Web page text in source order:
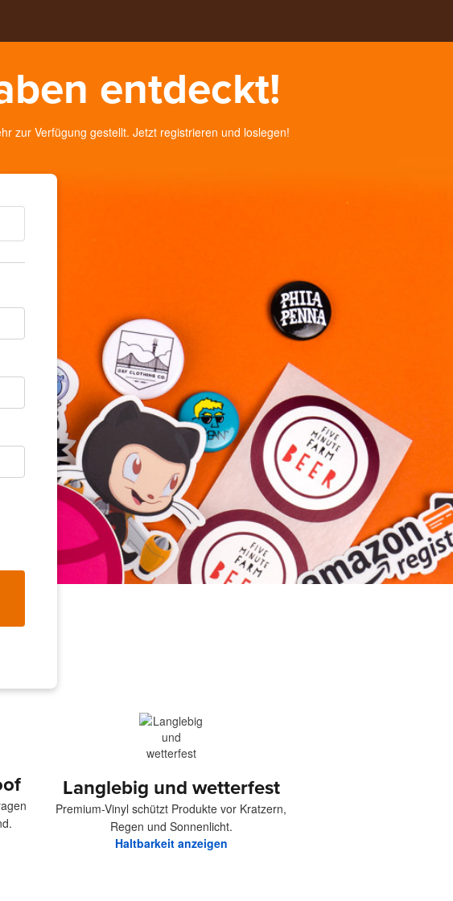
entdeckt!
zur Verfügung gestellt. Jetzt registrieren und loslegen!
Langlebig und wetterfest
Premium-Vinyl schützt Produkte vor Kratzern,
Regen und Sonnenlicht.
Haltbarkeit anzeigen